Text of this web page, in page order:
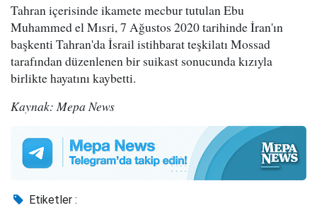
Tahran içerisinde ikamete mecbur tutulan Ebu
Muhammed el Mısri, 7 Ağustos 2020 tarihinde İran'ın
başkenti Tahran'da İsrail istihbarat teşkilatı Mossad
tarafından düzenlenen bir suikast sonucunda kızıyla
birlikte hayatını kaybetti.
Kaynak: Mepa News
Etiketler :